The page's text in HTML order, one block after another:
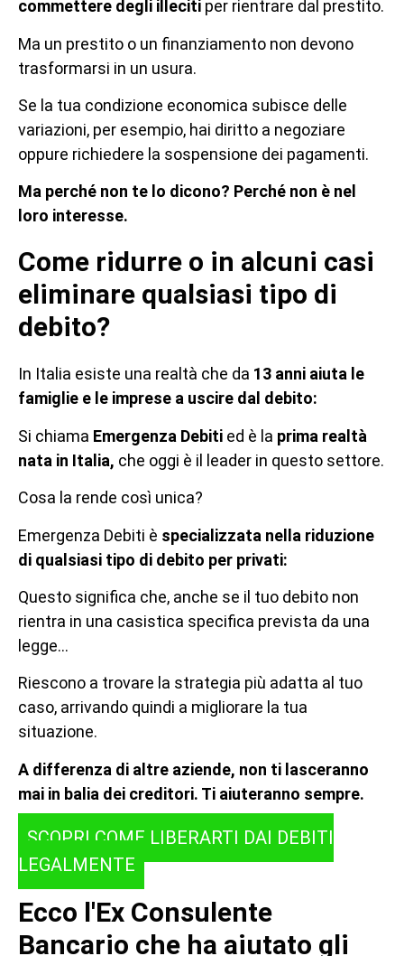
commettere degli illeciti per rientrare dal prestito.
Ma un prestito o un finanziamento non devono
trasformarsi in un usura.
Se la tua condizione economica subisce delle
variazioni, per esempio, hai diritto a negoziare
oppure richiedere la sospensione dei pagamenti.
Ma perché non te lo dicono? Perché non è nel
loro interesse.
Come ridurre o in alcuni casi
eliminare qualsiasi tipo di
debito?
In Italia esiste una realtà che da 13 anni aiuta le
famiglie e le imprese a uscire dal debito:
Si chiama Emergenza Debiti ed è la prima realtà
nata in Italia, che oggi è il leader in questo settore.
Cosa la rende così unica?
Emergenza Debiti è specializzata nella riduzione
di qualsiasi tipo di debito per privati:
Questo significa che, anche se il tuo debito non
rientra in una casistica specifica prevista da una
legge…
Riescono a trovare la strategia più adatta al tuo
caso, arrivando quindi a migliorare la tua
situazione.
A differenza di altre aziende, non ti lasceranno
mai in balia dei creditori. Ti aiuteranno sempre.
SCOPRI COME LIBERARTI DAI DEBITI
LEGALMENTE
Ecco l'Ex Consulente
Bancario che ha aiutato gli